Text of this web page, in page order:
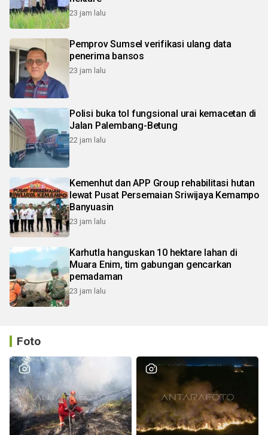
23 jam lalu
Pemprov Sumsel verifikasi ulang data
penerima bansos
23 jam lalu
Polisi buka tol fungsional urai kemacetan di
Jalan Palembang-Betung
22 jam lalu
Kemenhut dan APP Group rehabilitasi hutan
lewat Pusat Persemaian Sriwijaya Kemampo
Banyuasin
23 jam lalu
Karhutla hanguskan 10 hektare lahan di
Muara Enim, tim gabungan gencarkan
pemadaman
23 jam lalu
Foto